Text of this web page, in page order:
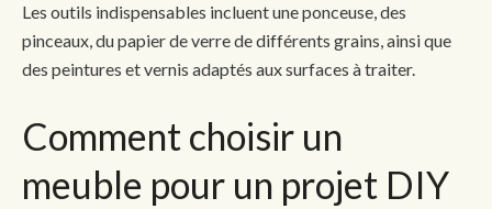
Les outils indispensables incluent une ponceuse, des
pinceaux, du papier de verre de différents grains, ainsi que
des peintures et vernis adaptés aux surfaces à traiter.
Comment choisir un
meuble pour un projet DIY